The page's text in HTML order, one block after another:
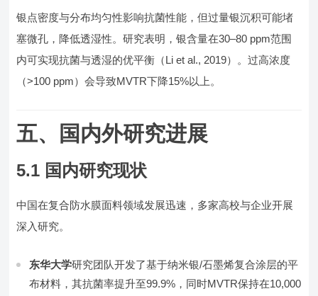
银点密度与分布均匀性影响抗菌性能，但过量银沉积可能堵
塞微孔，降低透湿性。研究表明，银含量在30–80 ppm范围
内可实现抗菌与透湿的优平衡（Li et al., 2019）。过高浓度
（>100 ppm）会导致MVTR下降15%以上。
五、国内外研究进展
5.1 国内研究现状
中国在复合防水膜面料领域发展迅速，多家高校与企业开展
深入研究。
东华大学研究团队开发了基于纳米银/石墨烯复合涂层的平
布材料，其抗菌率提升至99.9%，同时MVTR保持在10,000